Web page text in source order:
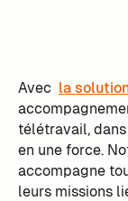
Avec la
télétravail,
en une force.
accompagne
leurs missions